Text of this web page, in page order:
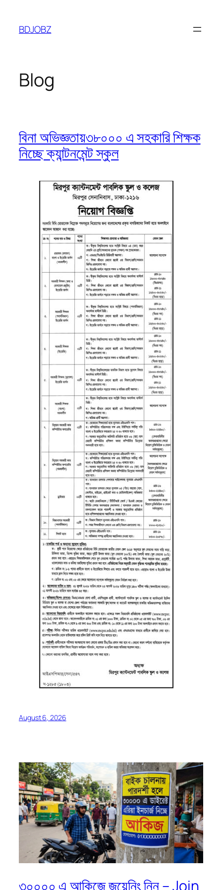
content
BDJOBZ
Blog
বিনা অভিজ্ঞতায়৩৮০০০ এ সহকারি শিক্ষক
নিচ্ছে ক্যান্টনমেন্ট স্কুল
August 6, 2026
৩০০০০ এ আকিজে জয়েনিং নিন – Join